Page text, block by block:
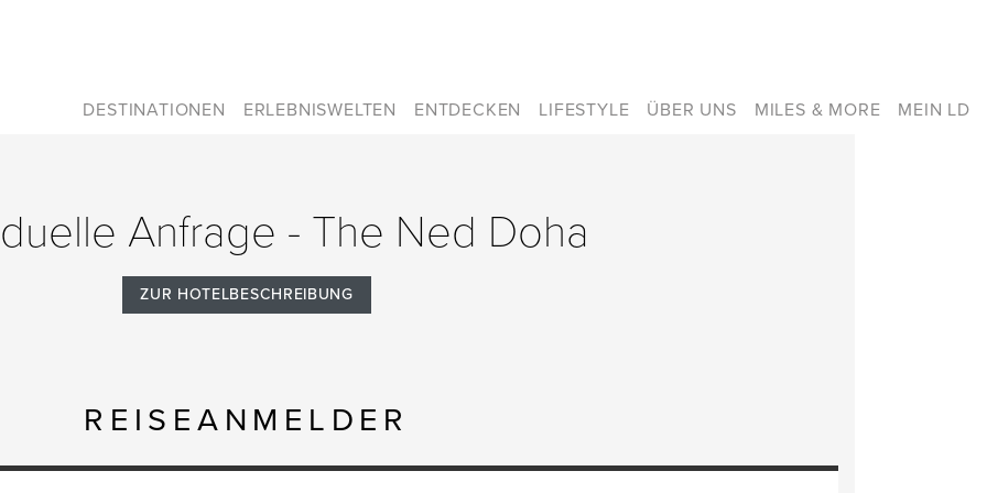
DESTINATIONEN ERLEBNISWELTEN ENTDECKEN LIFESTYLE ÜBER UNS MILES & MORE MEIN LD
Anfrage - The Ned Doha
ZUR HOTELBESCHREIBUNG
REISEANMELDER